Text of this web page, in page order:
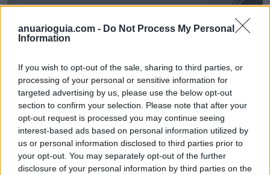
anuarioguia.com - Do Not Process My Personal
Information
If you wish to opt-out of the sale, sharing to third parties, or
processing of your personal or sensitive information for
targeted advertising by us, please use the below opt-out
section to confirm your selection. Please note that after your
opt-out request is processed you may continue seeing
interest-based ads based on personal information utilized by
us or personal information disclosed to third parties prior to
your opt-out. You may separately opt-out of the further
disclosure of your personal information by third parties on the